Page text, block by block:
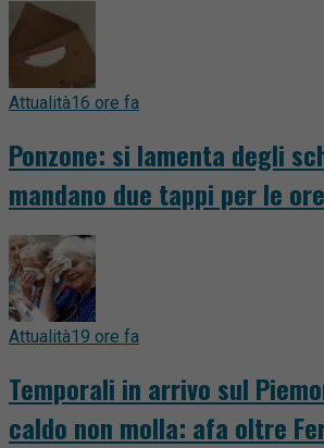
Attualità16 ore fa
Ponzone: si lamenta degli
mandano due tappi per le
Attualità19 ore fa
Temporali in arrivo sul
caldo non molla: afa oltre